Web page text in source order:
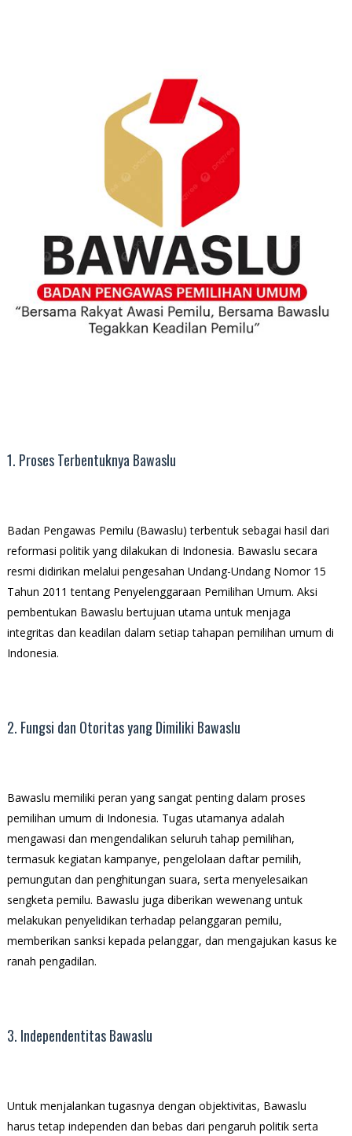
1. Proses Terbentuknya Bawaslu
Badan Pengawas Pemilu (Bawaslu) terbentuk sebagai hasil dari
reformasi politik yang dilakukan di Indonesia. Bawaslu secara
resmi didirikan melalui pengesahan Undang-Undang Nomor 15
Tahun 2011 tentang Penyelenggaraan Pemilihan Umum. Aksi
pembentukan Bawaslu bertujuan utama untuk menjaga
integritas dan keadilan dalam setiap tahapan pemilihan umum di
Indonesia.
2. Fungsi dan Otoritas yang Dimiliki Bawaslu
Bawaslu memiliki peran yang sangat penting dalam proses
pemilihan umum di Indonesia. Tugas utamanya adalah
mengawasi dan mengendalikan seluruh tahap pemilihan,
termasuk kegiatan kampanye, pengelolaan daftar pemilih,
pemungutan dan penghitungan suara, serta menyelesaikan
sengketa pemilu. Bawaslu juga diberikan wewenang untuk
melakukan penyelidikan terhadap pelanggaran pemilu,
memberikan sanksi kepada pelanggar, dan mengajukan kasus ke
ranah pengadilan.
3. Independentitas Bawaslu
Untuk menjalankan tugasnya dengan objektivitas, Bawaslu
harus tetap independen dan bebas dari pengaruh politik serta